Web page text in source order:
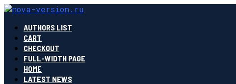
AUTHORS LIST
CART
CHECKOUT
FULL-WIDTH PAGE
HOME
LATEST NEWS